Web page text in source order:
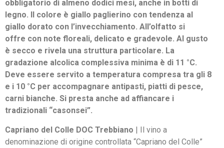
obbligatorio di almeno dodici mesi, anche in botti di
legno. Il colore è giallo paglierino con tendenza al
giallo dorato con l’invecchiamento. All’olfatto si
offre con note floreali, delicato e gradevole. Al gusto
è secco e rivela una struttura particolare. La
gradazione alcolica complessiva minima è di 11 °C.
Deve essere servito a temperatura compresa tra gli 8
e i 10 °C per accompagnare antipasti, piatti di pesce,
carni bianche. Si presta anche ad affiancare i
tradizionali “casonsei”.
Capriano del Colle DOC Trebbiano | Il vino a
denominazione di origine controllata “Capriano del Colle”